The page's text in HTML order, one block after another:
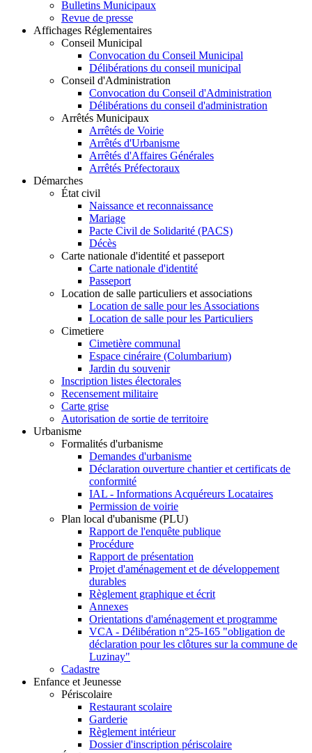
Bulletins Municipaux
Revue de presse
Affichages Réglementaires
Conseil Municipal
Convocation du Conseil Municipal
Délibérations du conseil municipal
Conseil d'Administration
Convocation du Conseil d'Administration
Délibérations du conseil d'administration
Arrêtés Municipaux
Arrêtés de Voirie
Arrêtés d'Urbanisme
Arrêtés d'Affaires Générales
Arrêtés Préfectoraux
Démarches
État civil
Naissance et reconnaissance
Mariage
Pacte Civil de Solidarité (PACS)
Décès
Carte nationale d'identité et passeport
Carte nationale d'identité
Passeport
Location de salle particuliers et associations
Location de salle pour les Associations
Location de salle pour les Particuliers
Cimetiere
Cimetière communal
Espace cinéraire (Columbarium)
Jardin du souvenir
Inscription listes électorales
Recensement militaire
Carte grise
Autorisation de sortie de territoire
Urbanisme
Formalités d'urbanisme
Demandes d'urbanisme
Déclaration ouverture chantier et certificats de
conformité
IAL - Informations Acquéreurs Locataires
Permission de voirie
Plan local d'ubanisme (PLU)
Rapport de l'enquête publique
Procédure
Rapport de présentation
Projet d'aménagement et de développement
durables
Règlement graphique et écrit
Annexes
Orientations d'aménagement et programme
VCA - Délibération n°25-165 "obligation de
déclaration pour les clôtures sur la commune de
Luzinay"
Cadastre
Enfance et Jeunesse
Périscolaire
Restaurant scolaire
Garderie
Règlement intérieur
Dossier d'inscription périscolaire